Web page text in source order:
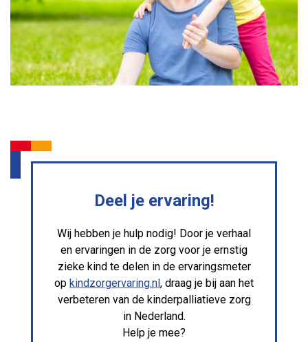
Deel je ervaring!
Wij hebben je hulp nodig! Door je verhaal
en ervaringen in de zorg voor je ernstig
zieke kind te delen in de ervaringsmeter
op kindzorgervaring.nl, draag je bij aan het
verbeteren van de kinderpalliatieve zorg
in Nederland.
Help je mee?